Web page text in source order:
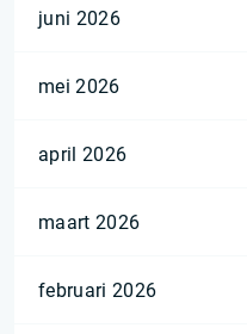
juni 2026
mei 2026
april 2026
maart 2026
februari 2026